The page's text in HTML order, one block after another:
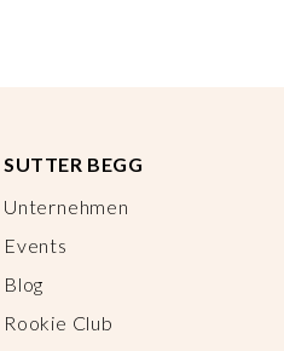
SUTTER BEGG
Unternehmen
Events
Blog
Rookie Club